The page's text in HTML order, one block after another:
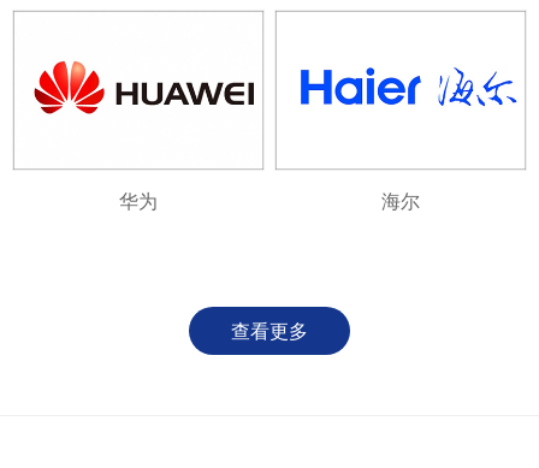
华为 海尔
查看更多